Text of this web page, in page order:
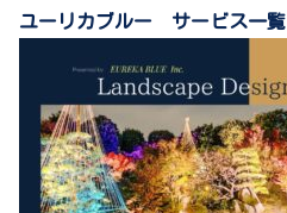
ユーリカブルー サービス一覧